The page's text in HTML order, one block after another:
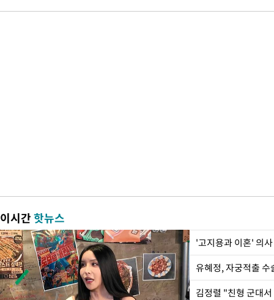
이시간핫뉴스
'고지용과 이혼' 의
유혜정, 자궁적출
김정렬 "친형 군대